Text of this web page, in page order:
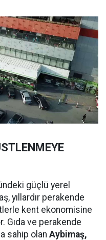
güçlü yerel
yıllardır perakende
kent ekonomisine
Gıda ve perakende
sahip olan Aybimaş,